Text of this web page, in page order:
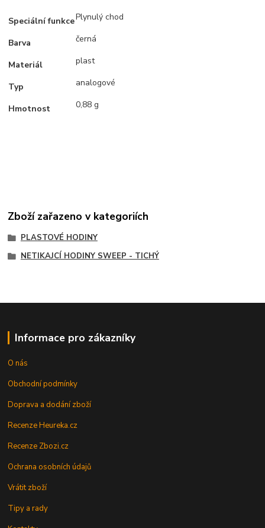
Speciální funkcePlynulý chod
Barva černá
Materiál plast
Typ analogové
Hmotnost 0,88 g
Zboží zařazeno v kategoriích
PLASTOVÉ HODINY
NETIKAJCÍ HODINY SWEEP - TICHÝ
Informace pro zákazníky
O nás
Obchodní podmínky
Doprava a dodání zboží
Recenze Heureka.cz
Recenze Zbozi.cz
Ochrana osobních údajů
Vrátit zboží
Tipy a rady